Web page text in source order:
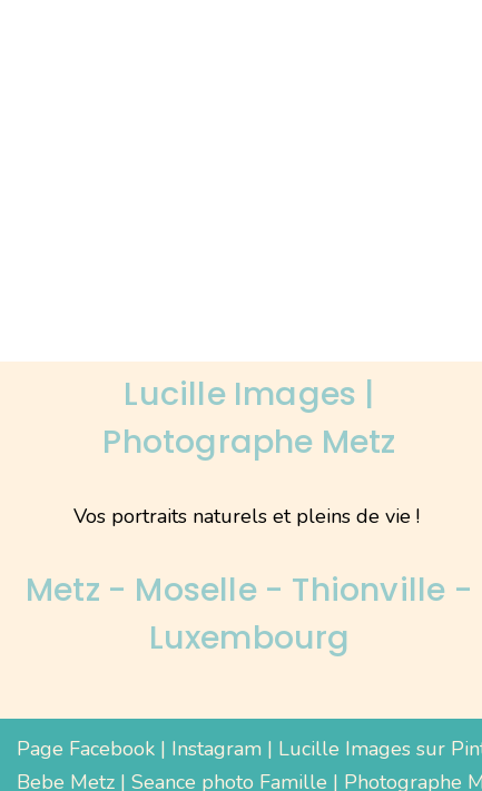
Lucille Images |
Photographe Metz
Vos portraits naturels et pleins de vie !
Metz - Moselle - Thionville -
Luxembourg
Page Facebook | Instagram | Lucille Images sur
Bebe Metz | Seance photo Famille | Photographe